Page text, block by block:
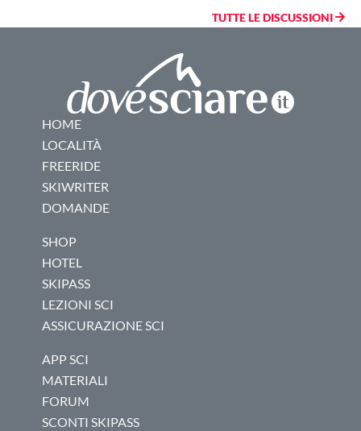
TUTTE LE DISCUSSIONI
HOME
LOCALITÀ
FREERIDE
SKIWRITER
DOMANDE
SHOP
HOTEL
SKIPASS
LEZIONI SCI
ASSICURAZIONE SCI
APP SCI
MATERIALI
FORUM
SCONTI SKIPASS